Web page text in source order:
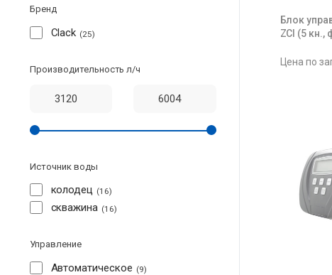
Блок
ZCI (5 кн.,
Цена по
Бренд
Clack 25
Производительность л/ч
Источник воды
колодец 16
скважина 16
Управление
Автоматическое 9